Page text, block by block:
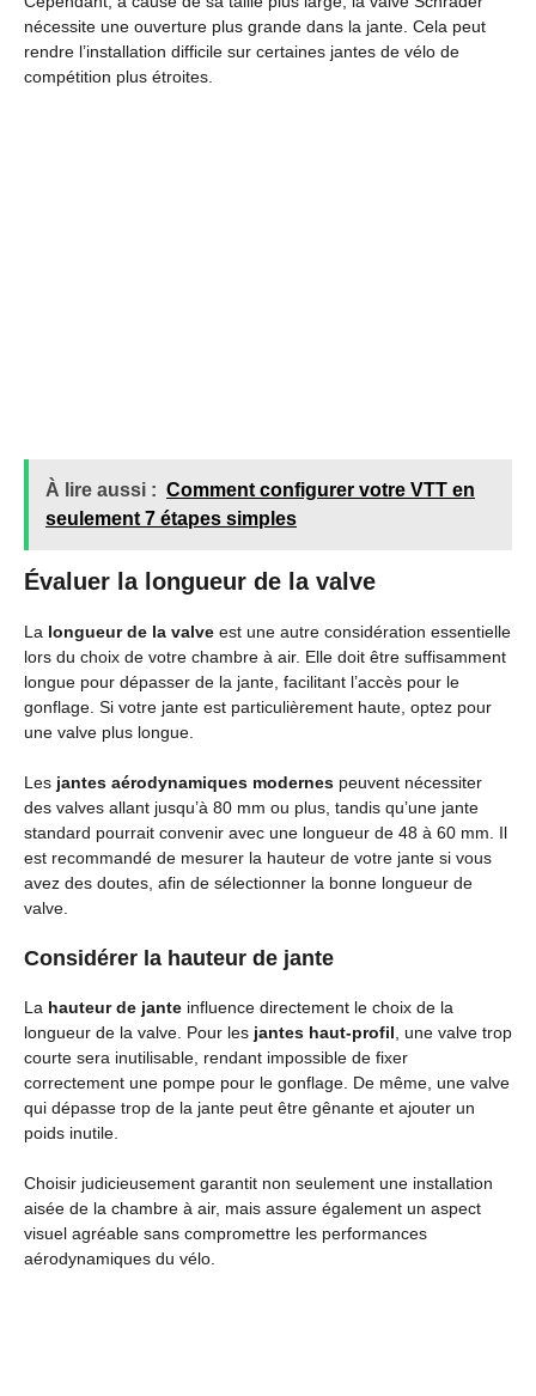
nécessite une ouverture plus grande dans la jante. Cela peut
rendre l’installation difficile sur certaines jantes de vélo de
compétition plus étroites.
À lire aussi : Comment configurer votre VTT en
seulement 7 étapes simples
Évaluer la longueur de la valve
La longueur de la valve est une autre considération essentielle
lors du choix de votre chambre à air. Elle doit être suffisamment
longue pour dépasser de la jante, facilitant l’accès pour le
gonflage. Si votre jante est particulièrement haute, optez pour
une valve plus longue.
Les jantes aérodynamiques modernes peuvent nécessiter
des valves allant jusqu’à 80 mm ou plus, tandis qu’une jante
standard pourrait convenir avec une longueur de 48 à 60 mm. Il
est recommandé de mesurer la hauteur de votre jante si vous
avez des doutes, afin de sélectionner la bonne longueur de
valve.
Considérer la hauteur de jante
La hauteur de jante influence directement le choix de la
longueur de la valve. Pour les jantes haut-profil , une valve trop
courte sera inutilisable, rendant impossible de fixer
correctement une pompe pour le gonflage. De même, une valve
qui dépasse trop de la jante peut être gênante et ajouter un
poids inutile.
Choisir judicieusement garantit non seulement une installation
aisée de la chambre à air, mais assure également un aspect
visuel agréable sans compromettre les performances
aérodynamiques du vélo.